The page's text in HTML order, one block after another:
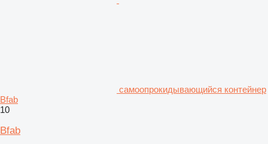
самоопрокидывающийся контейнер
Bfab
10
Bfab